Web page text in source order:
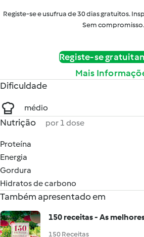
Registe-se e usufrua de 30 dias gratuitos.
Sem compromisso.
Registe-se
Mais
Dificuldade
médio
Nutrição por 1 dose
Proteína
Energia
Gordura
Hidratos de carbono
Também apresentado em
150 receitas - As
150 Receitas